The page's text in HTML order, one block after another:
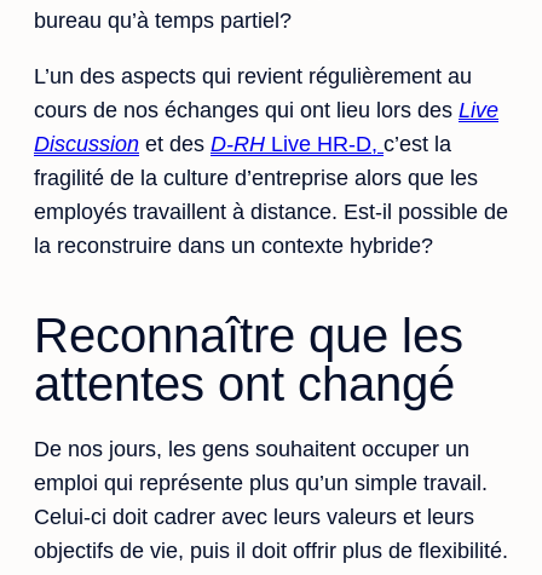
bureau qu’à temps partiel?
L’un des aspects qui revient régulièrement au
cours de nos échanges qui ont lieu lors des Live
Discussion et des D-RH Live HR-D, c’est la
fragilité de la culture d’entreprise alors que les
employés travaillent à distance. Est-il possible de
la reconstruire dans un contexte hybride?
Reconnaître que les
attentes ont changé
De nos jours, les gens souhaitent occuper un
emploi qui représente plus qu’un simple travail.
Celui-ci doit cadrer avec leurs valeurs et leurs
objectifs de vie, puis il doit offrir plus de flexibilité.